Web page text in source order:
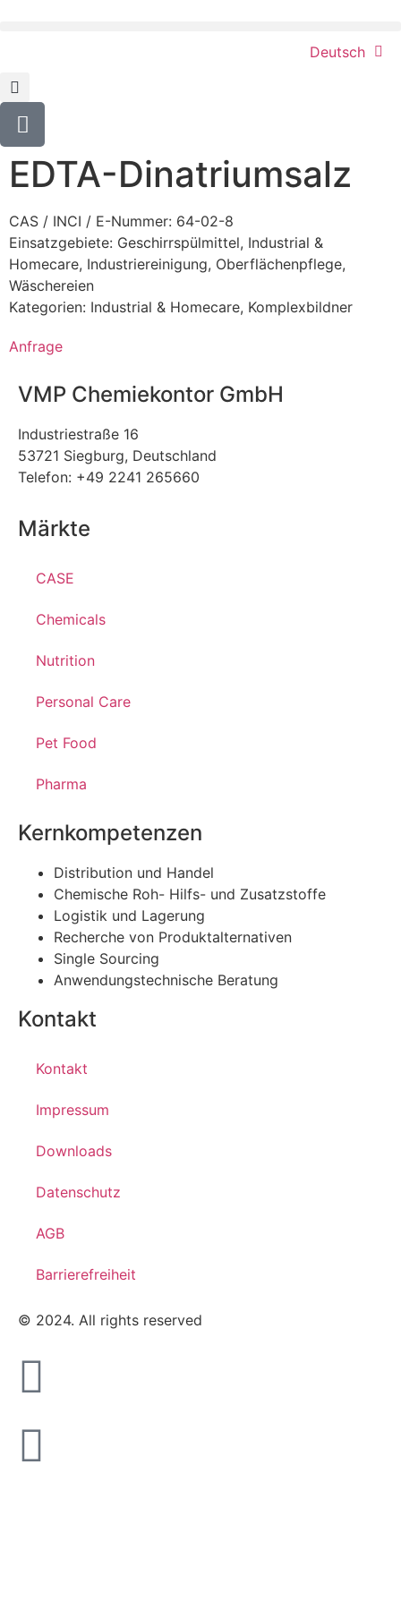
Deutsch
EDTA-Dinatriumsalz
CAS / INCI / E-Nummer: 64-02-8
Einsatzgebiete: Geschirrspülmittel, Industrial &
Homecare, Industriereinigung, Oberflächenpflege,
Wäschereien
Kategorien: Industrial & Homecare, Komplexbildner
Anfrage
VMP Chemiekontor GmbH
Industriestraße 16
53721 Siegburg, Deutschland
Telefon: +49 2241 265660
Märkte
CASE
Chemicals
Nutrition
Personal Care
Pet Food
Pharma
Kernkompetenzen
Distribution und Handel
Chemische Roh- Hilfs- und Zusatzstoffe
Logistik und Lagerung
Recherche von Produktalternativen
Single Sourcing
Anwendungstechnische Beratung
Kontakt
Kontakt
Impressum
Downloads
Datenschutz
AGB
Barrierefreiheit
© 2024. All rights reserved